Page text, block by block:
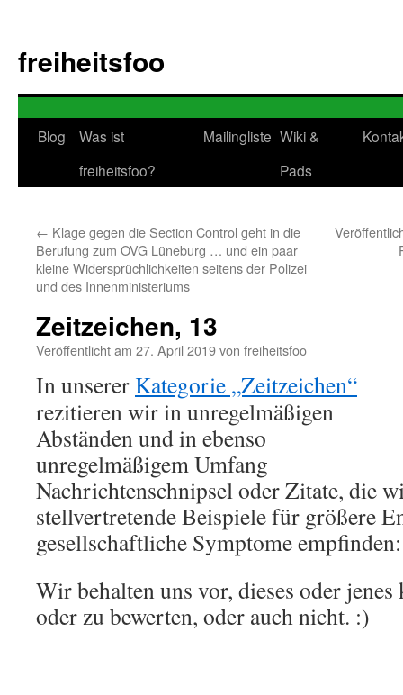
springen
freiheitsfoo
Blog
Was ist
freiheitsfoo?
Mailingliste Wiki &
Pads
← Klage gegen die Section Control geht in die
Berufung zum OVG Lüneburg … und ein paar
kleine Widersprüchlichkeiten seitens der Polizei
und des Innenministeriums
Zeitzeichen, 13
Veröffentlicht am 27. April 2019von freiheitsfoo
In unserer Kategorie „Zeitzeichen“
rezitieren wir in unregelmäßigen
Abständen und in ebenso
unregelmäßigem Umfang
Nachrichtenschnipsel oder Zitate, die
stellvertretende Beispiele für größere
gesellschaftliche Symptome
Wir behalten uns vor, dieses oder
oder zu bewerten, oder auch nicht. :)